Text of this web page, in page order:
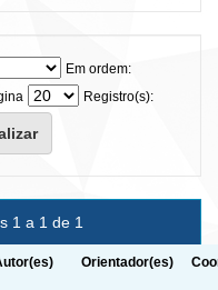
Em ordem:
Registro(s):
1 a 1 de 1
Orientador(es)